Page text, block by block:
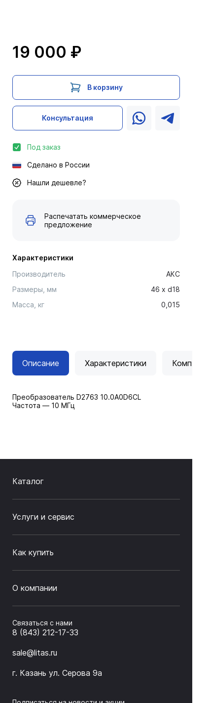
Характеристики
Производитель
АКС
Размеры, мм
46 х d18
Масса, кг
0,015
19 000 ₽
В корзину
Консультация
Под заказ
Сделано в России
Нашли дешевле?
Распечатать коммерческое
предложение
Описание Характеристики
Преобразователь D2763 10.0A0D6CL
Частота — 10 МГц
Каталог
Услуги и сервис
Как купить
О компании
Связаться с нами
8 (843) 212-17-33
sale@litas.ru
г. Казань ул. Серова 9а